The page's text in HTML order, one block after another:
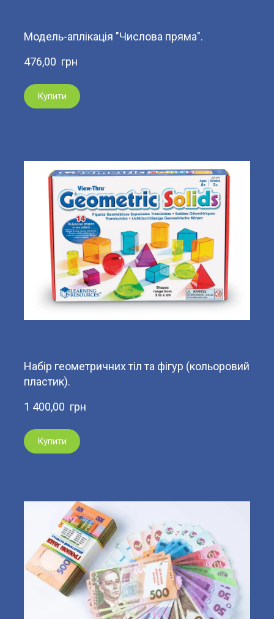
Модель-аплікація "Числова пряма".
476,00  грн
Купити
Набір геометричних тіл та фігур (кольоровий
пластик).
1 400,00  грн
Купити